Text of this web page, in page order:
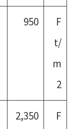
950
F
t/
m
2
2,350
F